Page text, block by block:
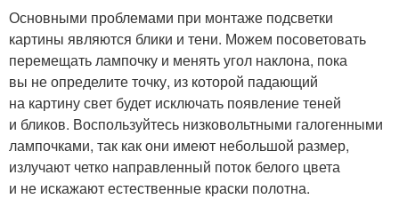
Основными проблемами при монтаже подсветки
картины являются блики и тени. Можем посоветовать
перемещать лампочку и менять угол наклона, пока
вы не определите точку, из которой падающий
на картину свет будет исключать появление теней
и бликов. Воспользуйтесь низковольтными галогенными
лампочками, так как они имеют небольшой размер,
излучают четко направленный поток белого цвета
и не искажают естественные краски полотна.